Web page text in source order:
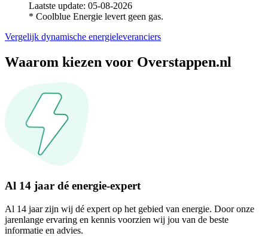
Laatste update: 05-08-2026
* Coolblue Energie levert geen gas.
Vergelijk dynamische energieleveranciers
Waarom kiezen voor Overstappen.nl
Al 14 jaar dé energie-expert
Al 14 jaar zijn wij dé expert op het gebied van energie. Door onze
jarenlange ervaring en kennis voorzien wij jou van de beste
informatie en advies.